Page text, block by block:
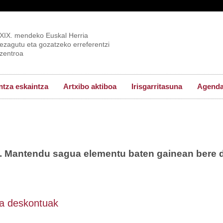
XIX. mendeko Euskal Herria
ezagutu eta gozatzeko erreferentzi
zentroa
eskaintza Artxibo aktiboa Irisgarritasuna
sagua elementu baten gainean bere
deskontuak